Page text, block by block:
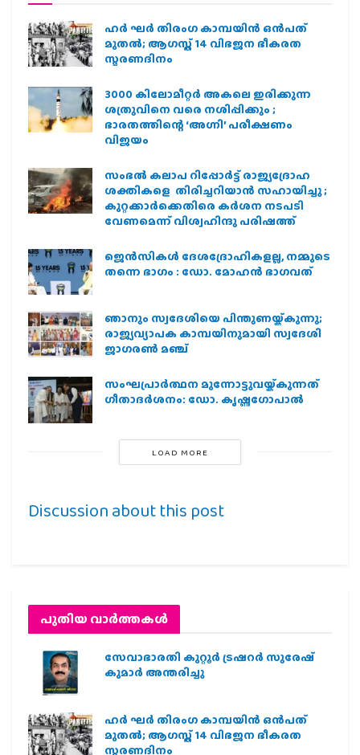
ഹര്‍ ഘര്‍ തിരംഗ കാമ്പയിന്‍ ഒന്‍പത്
മുതല്‍; ആഗസ്ത് 14 വിഭജന ഭീകരത
സ്മരണദിനം
3000 കിലോമീറ്റർ അകലെ ഇരിക്കുന്ന
ശത്രുവിനെ വരെ നശിപ്പിക്കും ;
ഭാരതത്തിന്റെ ‘അഗ്നി’ പരീക്ഷണം
വിജയം
സംഭൽ കലാപ റിപ്പോർട്ട് രാജ്യദ്രോഹ
ശക്തികളെ തിരിച്ചറിയാൻ സഹായിച്ചു ;
കുറ്റക്കാർക്കെതിരെ കർശന നടപടി
വേണമെന്ന് വിശ്വഹിന്ദു പരിഷത്ത്
ജെന്‍സികള്‍ ദേശദ്രോഹികളല്ല, നമ്മുടെ
തന്നെ ഭാഗം : ഡോ. മോഹന്‍ ഭാഗവത്
ഞാനും സ്വദേശിയെ പിന്തുണയ്ക്കുന്നു;
രാജ്യവ്യാപക കാമ്പയിനുമായി സ്വദേശി
ജാഗരണ്‍ മഞ്ച്
സംഘപ്രാര്‍ത്ഥന മുന്നോട്ടുവയ്ക്കുന്നത്
ഗീതാദര്‍ശനം: ഡോ. കൃഷ്ണഗോപാല്‍
LOAD MORE
Discussion about this post
പുതിയ വാര്‍ത്തകള്‍
സേവാഭാരതി കുറ്റൂർ ട്രഷറർ സുരേഷ്
കുമാർ അന്തരിച്ചു
ഹര്‍ ഘര്‍ തിരംഗ കാമ്പയിന്‍ ഒന്‍പത്
മുതല്‍; ആഗസ്ത് 14 വിഭജന ഭീകരത
സ്മരണദിനം